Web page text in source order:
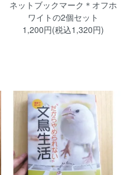
ネットブックマーク＊オフホ
ワイトの2個セット
1,200円(税込1,320円)